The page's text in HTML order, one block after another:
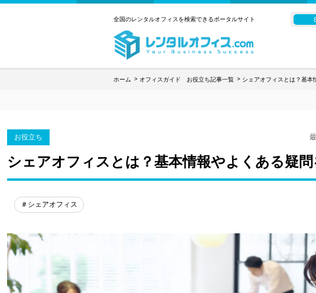
全国のレンタルオフィスを検索できるポータルサイト
ホーム オフィスガイド お役立ち記事一覧 シェアオフィスとは？基本
お役立ち
シェアオフィスとは？基本情報やよくある疑
＃シェアオフィス